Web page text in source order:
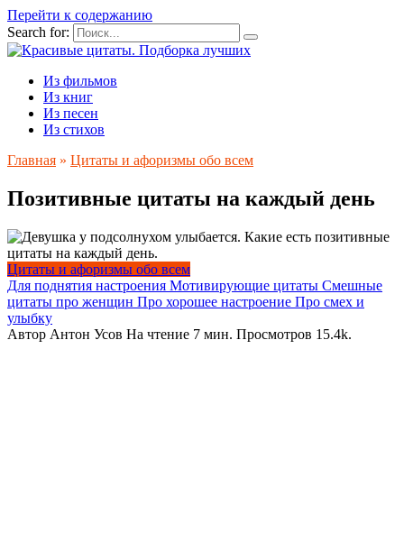
Перейти к содержанию
Search for:
Из фильмов
Из книг
Из песен
Из стихов
Главная » Цитаты и афоризмы обо всем
Позитивные цитаты на каждый день
Цитаты и афоризмы обо всем
Для поднятия настроения Мотивирующие цитаты Смешные
цитаты про женщин Про хорошее настроение Про смех и
улыбку
Автор Антон Усов На чтение 7 мин. Просмотров 15.4k.